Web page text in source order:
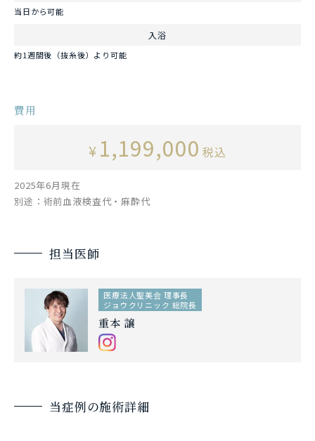
当日から可能
入浴
約1週間後（抜糸後）より可能
費用
¥ 1,199,000 税込
2025年6月現在
別途：術前血液検査代・麻酔代
担当医師
医療法人聖美会 理事長
ジョウクリニック 総院長
重本 譲
当症例の施術詳細